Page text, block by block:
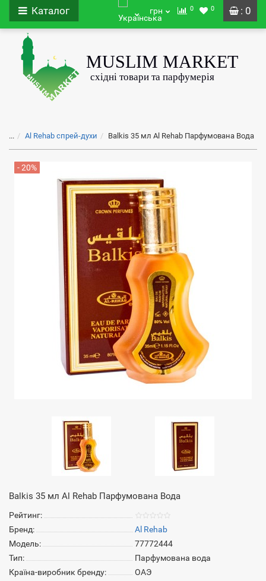
: 0
Каталог грн 0 0
... Al Rehab спрей-духи Balkis 35 мл Al Rehab Парфумована Вода
- 20%
Balkis 35 мл Al Rehab Парфумована Вода
Рейтинг:
Бренд:
Al Rehab
Модель:
77772444
Тип:
Парфумована вода
Країна-виробник бренду:
ОАЭ